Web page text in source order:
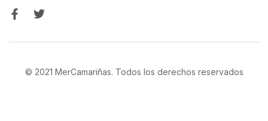
© 2021 MerCamariñas. Todos los derechos reservados